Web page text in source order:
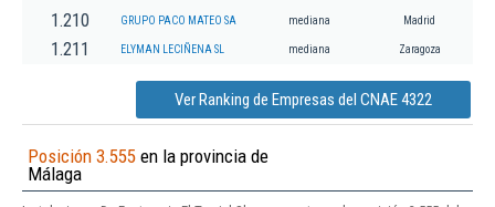
1.210 GRUPO PACO MATEO SA mediana Madrid
1.211 ELYMAN LECIÑENA SL mediana Zaragoza
Ver Ranking de Empresas del CNAE 4322
Posición 3.555 en la provincia de
Málaga